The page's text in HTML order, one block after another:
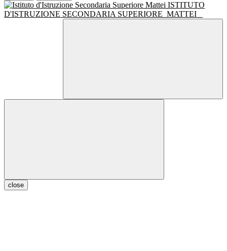
ISTITUTO
D'ISTRUZIONE SECONDARIA SUPERIORE MATTEI
close